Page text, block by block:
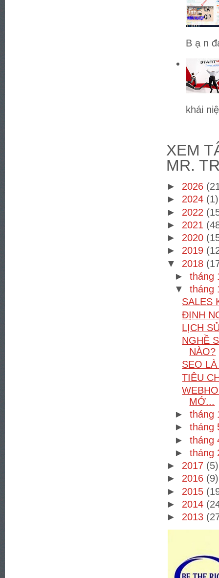
B ạ n
khái
XEM
MR.
► 2026
► 2024 (1)
► 2022
► 2021
► 2020
► 2019
▼ 2018
► tháng
▼ tháng
SALES
ĐỊNH
LỊCH
NGHỀ
NÀO?
SEO
TIÊU
MỚ...
► tháng
► tháng
► tháng
► tháng
► 2017 (5)
► 2016 (9)
► 2015
► 2014
► 2013